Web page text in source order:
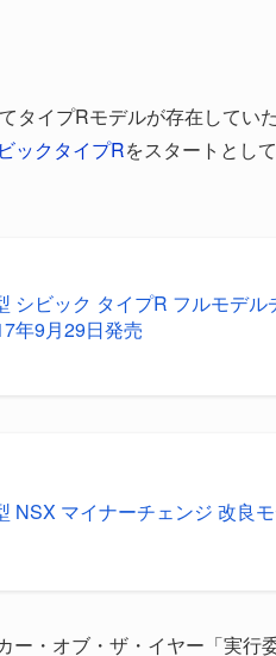
タイプRモデルが存在してい
ックタイプRをスタートとし
シビック タイプR フルモデ
年9月29日発売
NSX マイナーチェンジ 改良
ー・オブ・ザ・イヤー「実行